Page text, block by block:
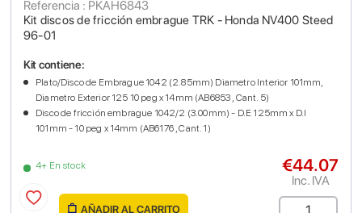
Kit discos de fricción embrague TRK - Honda NV400 Steed
96-01
Referencia : PKAH6843
4+ En stock
Kit contiene:
Plato/Disco de Embrague 1042 (2.85mm) Diametro Interior 101mm,
Diametro Exterior 125 10 peg x 14mm (AB6853 , Cant. 5)
Disco de fricción embrague 1042/2 (3.00mm) - D.E 125mm x D.I
101mm - 10 peg x 14mm (AB6176 , Cant. 1)
€44.07
Inc. IVA
AÑADIR AL CARRITO